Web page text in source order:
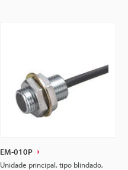
EM-010P
Unidade principal, tipo blindado,